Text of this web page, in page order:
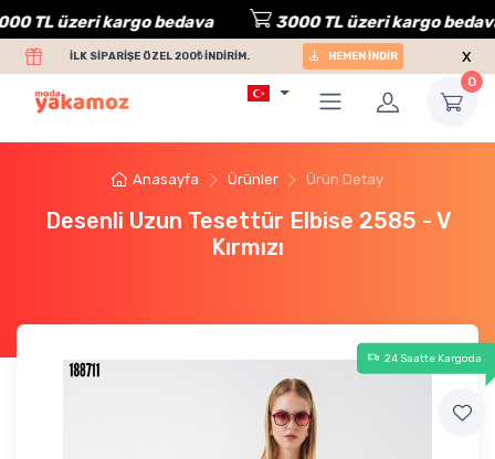
TL üzeri kargo bedava 3000 TL üzeri kargo bedava
İLK SİPARİŞE ÖZEL 200₺ İNDİRİM. HEMEN İNDİR x
0
Anasayfa Ürünler Ürün Detay
Desenli Uzun Tesettür Elbise 2585 - V
Kırmızı
24 Saatte Kargoda